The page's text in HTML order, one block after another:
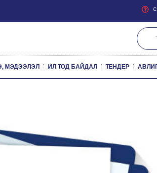
МЭДЭЭЛЭЛ ИЛ ТОД БАЙДАЛ ТЕНДЕР